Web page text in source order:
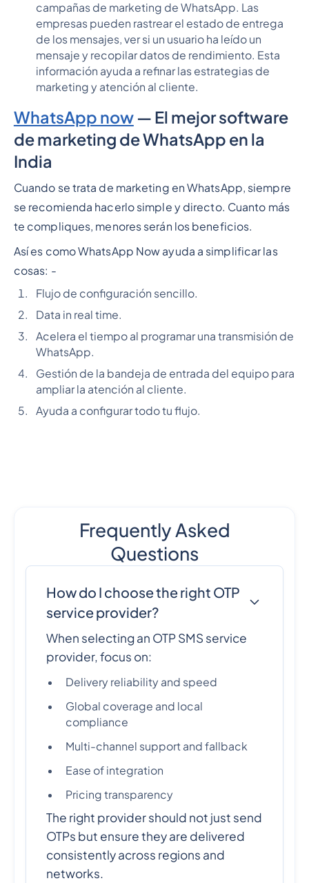
campañas de marketing de WhatsApp. Las
empresas pueden rastrear el estado de entrega
de los mensajes, ver si un usuario ha leído un
mensaje y recopilar datos de rendimiento. Esta
información ayuda a refinar las estrategias de
marketing y atención al cliente.
WhatsApp now— El mejor software
de marketing de WhatsApp en la
India
Cuando se trata de marketing en WhatsApp, siempre
se recomienda hacerlo simple y directo. Cuanto más
te compliques, menores serán los beneficios.
Así es como WhatsApp Now ayuda a simplificar las
cosas: -
Flujo de configuración sencillo.
Data in real time.
Acelera el tiempo al programar una transmisión de
WhatsApp.
Gestión de la bandeja de entrada del equipo para
ampliar la atención al cliente.
Ayuda a configurar todo tu flujo.
Frequently Asked
Questions
How do I choose the right OTP
service provider?
When selecting an OTP SMS service
provider, focus on:
Delivery reliability and speed
Global coverage and local
compliance
Multi-channel support and fallback
Ease of integration
Pricing transparency
The right provider should not just send
OTPs but ensure they are delivered
consistently across regions and
networks.